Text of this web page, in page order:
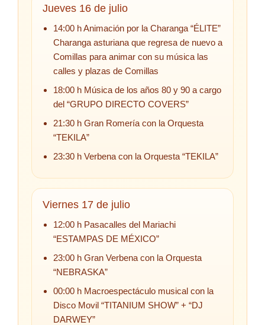
Jueves 16 de julio
14:00 h Animación por la Charanga “ÉLITE”
Charanga asturiana que regresa de nuevo a
Comillas para animar con su música las
calles y plazas de Comillas
18:00 h Música de los años 80 y 90 a cargo
del “GRUPO DIRECTO COVERS”
21:30 h Gran Romería con la Orquesta
“TEKILA”
23:30 h Verbena con la Orquesta “TEKILA”
Viernes 17 de julio
12:00 h Pasacalles del Mariachi
“ESTAMPAS DE MÉXICO”
23:00 h Gran Verbena con la Orquesta
“NEBRASKA”
00:00 h Macroespectáculo musical con la
Disco Movil “TITANIUM SHOW” + “DJ
DARWEY”